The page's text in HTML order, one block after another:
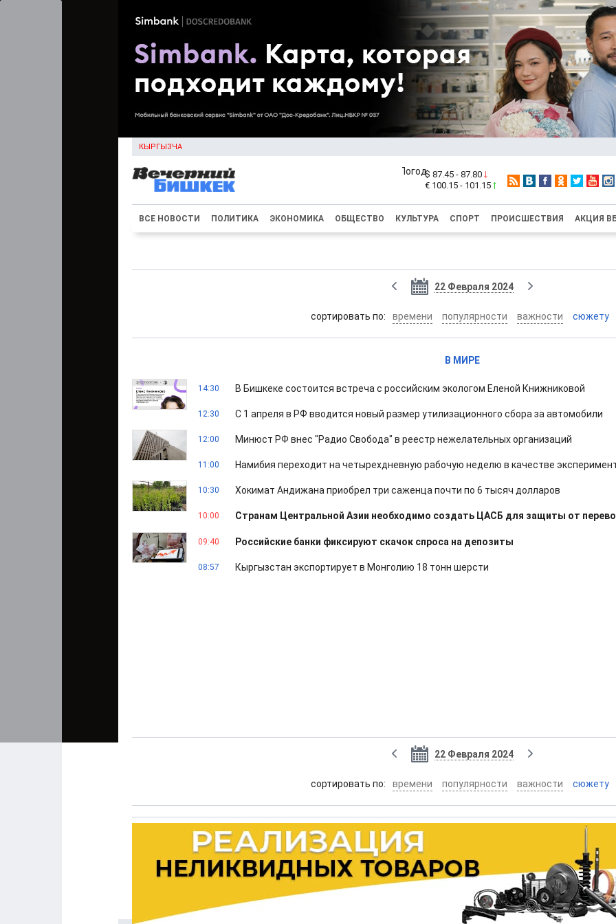
КЫРГЫЗЧА
$ 87.45 - 87.80
€ 100.15 - 101.15
ВСЕ НОВОСТИ ПОЛИТИКА ЭКОНОМИКА ОБЩЕСТВО КУЛЬТУРА СПОРТ ПРОИСШЕСТВИЯ АКЦИЯ
22 Февраля 2024
cортировать по: времени популярности важности сюжету
В МИРЕ
14:30 В Бишкеке состоится встреча с российским экологом Еленой Книжниковой
12:30 С 1 апреля в РФ вводится новый размер утилизационного сбора за автомобили
12:00 Минюст РФ внес "Радио Свобода" в реестр нежелательных организаций
11:00 Намибия переходит на четырехдневную рабочую неделю в качестве
10:30 Хокимат Андижана приобрел три саженца почти по 6 тысяч долларов
10:00 Странам Центральной Азии необходимо создать ЦАСБ для защиты от
09:40 Российские банки фиксируют скачок спроса на депозиты
08:57 Кыргызстан экспортирует в Монголию 18 тонн шерсти
22 Февраля 2024
cортировать по: времени популярности важности сюжету